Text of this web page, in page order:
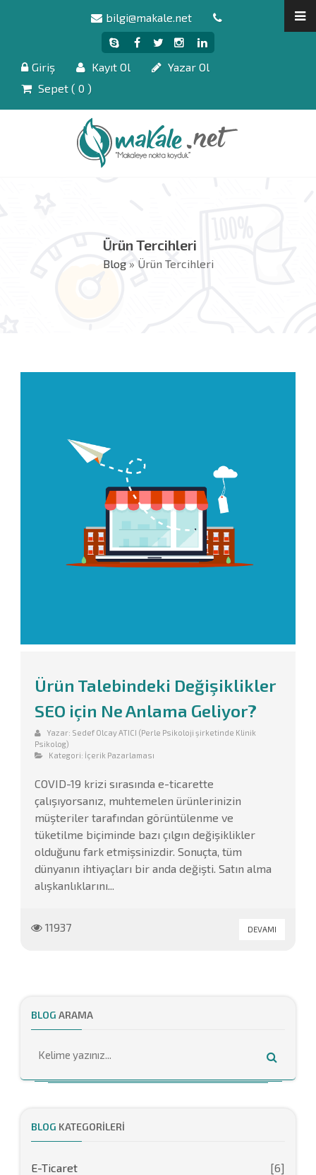
bilgi@makale.net
Giriş Kayıt Ol
Yazar Ol
Sepet ( 0 )
Ürün Tercihleri
Blog» Ürün Tercihleri
Ürün Talebindeki Değişiklikler
SEO için Ne Anlama Geliyor?
Yazar: Sedef Olcay ATICI (Perle Psikoloji şirketinde Klinik
Psikolog)
Kategori: İçerik Pazarlaması
COVID-19 krizi sırasında e-ticarette
çalışıyorsanız, muhtemelen ürünlerinizin
müşteriler tarafından görüntülenme ve
tüketilme biçiminde bazı çılgın değişiklikler
olduğunu fark etmişsinizdir. Sonuçta, tüm
dünyanın ihtiyaçları bir anda değişti. Satın alma
alışkanlıklarını...
11937 DEVAMI
BLOG ARAMA
BLOG KATEGORILERI
E-Ticaret [6]